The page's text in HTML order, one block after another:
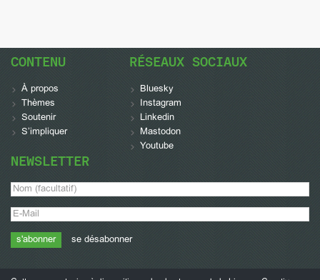
CONTENU
À propos
Thèmes
Soutenir
S’impliquer
RÉSEAUX SOCIAUX
Bluesky
Instagram
Linkedin
Mastodon
Youtube
NEWSLETTER
se désabonner